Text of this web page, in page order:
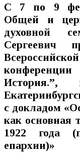
С 7 по 9
Общей и
духовной
Сергеевич
История.”,
с докладом
как основная
1922 года
епархии)»